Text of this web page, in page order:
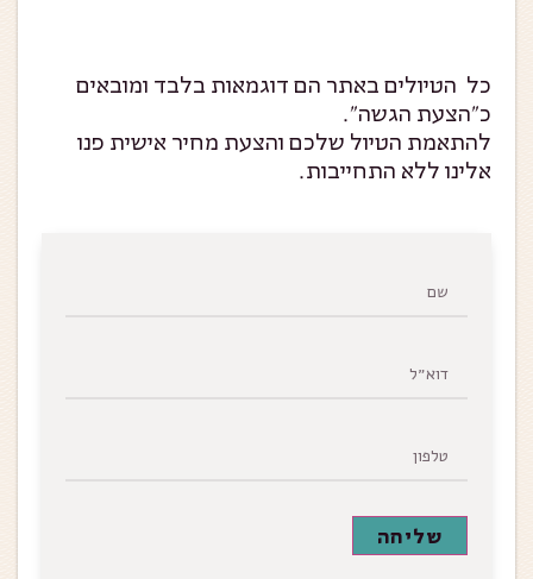
כל הטיולים באתר הם דוגמאות בלבד ומובאים
כ״הצעת הגשה״.
להתאמת הטיול שלכם והצעת מחיר אישית פנו
אלינו ללא התחייבות.
שליחה